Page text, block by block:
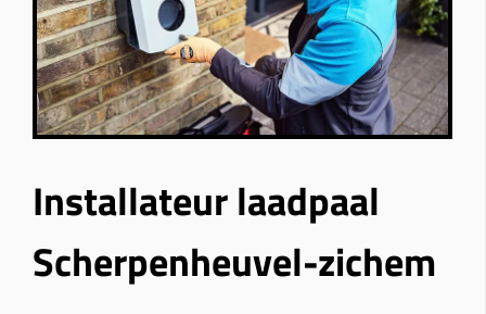
Installateur laadpaal
Scherpenheuvel-zichem